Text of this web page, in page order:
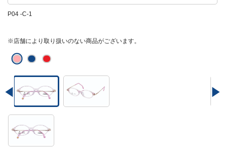
P04 -C-1
※店舗により取り扱いのない商品がございます。